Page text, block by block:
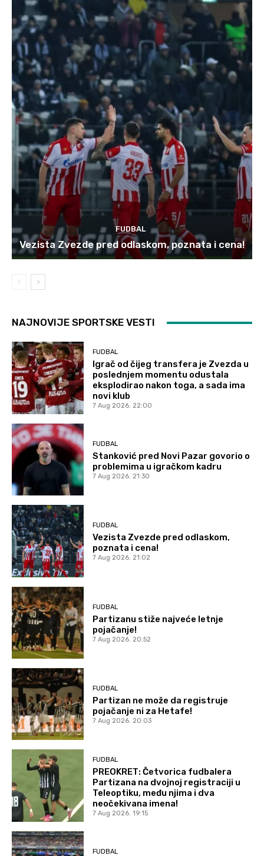
FUDBAL
Vezista Zvezde pred odlaskom, poznata i cena!
NAJNOVIJE SPORTSKE VESTI
FUDBAL
Igrač od čijeg transfera je Zvezda u
poslednjem momentu odustala
eksplodirao nakon toga, a sada ima
novi klub
7 Aug 2026. 22:00
FUDBAL
Stanković pred Novi Pazar govorio o
problemima u igračkom kadru
7 Aug 2026. 21:30
FUDBAL
Vezista Zvezde pred odlaskom,
poznata i cena!
7 Aug 2026. 21:02
FUDBAL
Partizanu stiže najveće letnje
pojačanje!
7 Aug 2026. 20:52
FUDBAL
Partizan ne može da registruje
pojačanje ni za Hetafe!
7 Aug 2026. 20:03
FUDBAL
PREOKRET: Četvorica fudbalera
Partizana na dvojnoj registraciji u
Teleoptiku, među njima i dva
neočekivana imena!
7 Aug 2026. 19:15
FUDBAL